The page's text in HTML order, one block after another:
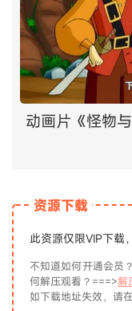
动画片《怪物
资源下载
此资源仅限VIP下载
不知道如何开通会员
何解压观看？===>解
如下载地址失效，请